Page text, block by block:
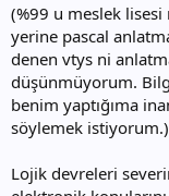
(%99 u meslek
yerine pascal
denen vtys ni
düşünmüyorum.
benim yaptığıma
söylemek istiyorum.)
Lojik devreleri